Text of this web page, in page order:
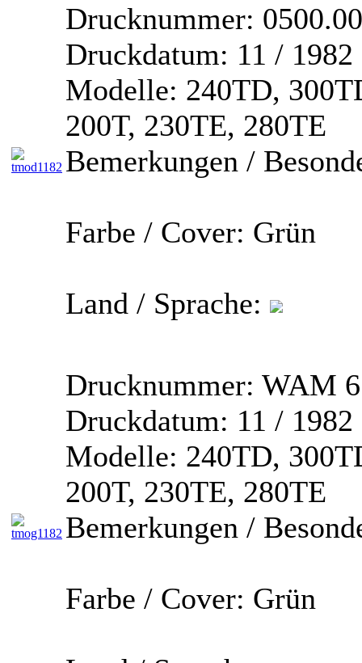
Drucknummer:
Druckdatum: 11 / 1982
Modelle: 240TD,
200T, 230TE, 280TE
Bemerkungen /
Farbe / Cover: Grün
Land / Sprache:
Drucknummer: WAM
Druckdatum: 11 / 1982
Modelle: 240TD,
200T, 230TE, 280TE
Bemerkungen /
Farbe / Cover: Grün